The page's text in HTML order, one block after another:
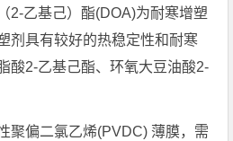
2-乙基己）酯(DOA)为耐寒增塑
剂具有较好的热稳定性和耐寒
酸2-乙基己酯、环氧大豆油酸2-
聚偏二氯乙烯(PVDC) 薄膜，需